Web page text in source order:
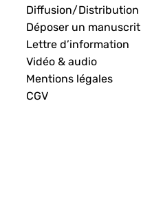
Diffusion/Distribution
Déposer un manuscrit
Lettre d’information
Vidéo & audio
Mentions légales
CGV